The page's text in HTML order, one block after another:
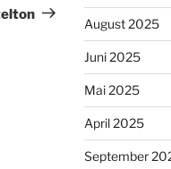
Beitrag
August 2025
Juni 2025
Mai 2025
April 2025
September